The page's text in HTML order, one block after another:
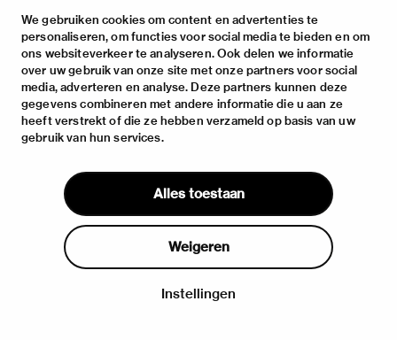
We gebruiken cookies om content en advertenties te
personaliseren, om functies voor social media te bieden en om
ons websiteverkeer te analyseren. Ook delen we informatie
over uw gebruik van onze site met onze partners voor social
media, adverteren en analyse. Deze partners kunnen deze
gegevens combineren met andere informatie die u aan ze
heeft verstrekt of die ze hebben verzameld op basis van uw
gebruik van hun services.
Alles toestaan
Weigeren
Instellingen